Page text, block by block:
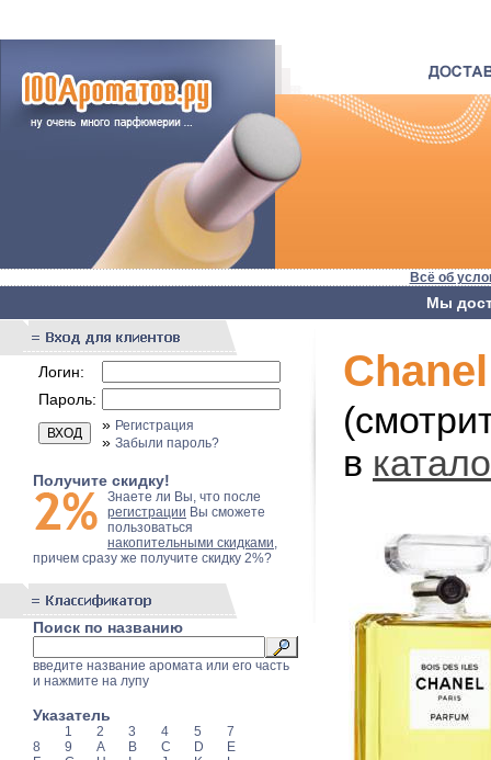
Всё об
Мы
Логин:
Пароль:
» Регистрация
» Забыли пароль?
Получите скидку!
Знаете ли Вы, что после
регистрации Вы сможете
пользоваться
накопительными скидками,
причем сразу же получите скидку 2%?
Поиск по названию
введите название аромата или его часть
и нажмите на лупу
Указатель
1 2 3 4 5
7
8
9 A B C D
E
в